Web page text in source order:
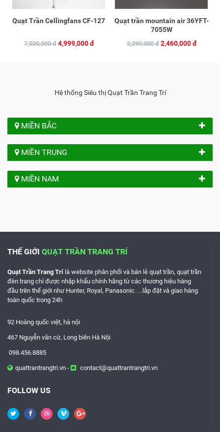
Quạt Trần Cellingfans CF-127
7,500,000 đ 4,999,000 đ
Quạt trần mountain air 36YFT-
7055W
3,290,000 đ 2,460,000 đ
Hệ thống Siêu thị Quạt Trần Trang Trí
MIỀN BẮC
MIỀN TRUNG
MIỀN NAM
THẾ GIỚI QUẠT TRẦN TRANG TRÍ
Quạt Trần Trang Trí là website phân phối và bán lẻ quạt trần, quạt trần
đèn trang chí được nhập khẩu chính hãng từ các thương hiệu hàng
đầu trên thế giới như Hunter, Royal, Panasonic ….lắp đật và giao hàng
toàn quốc trong 24h
92 Hoàng quốc việt, hà nội
467 Nguyễn văn cừ, Long biên Hà Nội
098.456.8885
quattrantrangtri.vn - contact@quattrantrangtri.vn
FOLLOW US